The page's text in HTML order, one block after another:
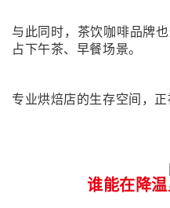
与此同时，茶饮咖啡品牌
占下午茶、早餐场景。
专业烘焙店的生存空间，
谁能在降温